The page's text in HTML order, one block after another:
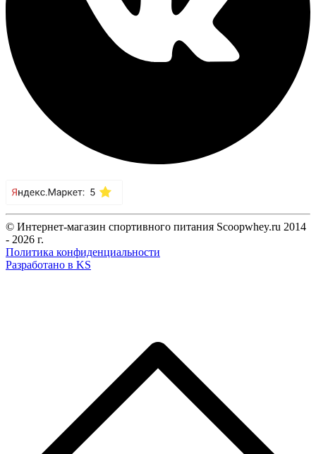
© Интернет-магазин спортивного питания Scoopwhey.ru 2014
- 2026 г.
Политика конфиденциальности
Разработано в KS